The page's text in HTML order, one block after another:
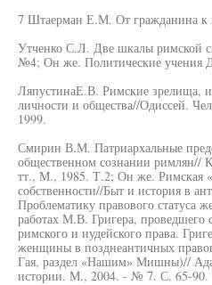
7 Штаерман Е.М. От гражданина к
Утченко С.Л. Две шкалы римской
№4; Он же. Политические учения
ЛяпустинаЕ.В. Римские зрелища,
личности и общества//Одиссей.
1999.
Смирин В.М. Патриархальные
общественном сознании римлян//
тт., М., 1985. Т.2; Он же. Римская
собственности//Быт и история в
Проблематику правового
работах М.В. Григера, проведшего
римского и иудейского права.
женщины в позднеантичных
Гая, раздел «Нашим» Мишны)//
истории. М., 2004. - № 7. С. 65-90.